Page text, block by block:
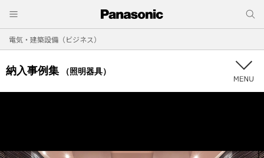
電気・建築設備（ビジネス）
納入事例集 （照明器具）